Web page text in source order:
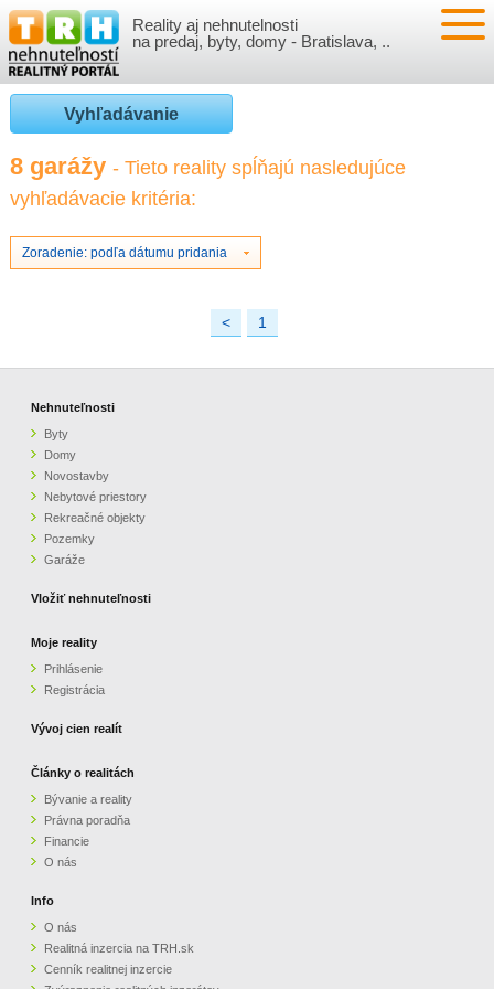
Reality aj nehnutelnosti
na predaj, byty, domy - Bratislava, ..
NEHNUTEĽNOSTI
BYTY
NOVOSTAVBY
NEBYTOVÉ PRIESTORY
GARÁŽE
VLOŽIŤ NEHNUTEĽNOSTI
PRIHLÁSENIE
REGISTRÁCIA
VÝVOJ CIEN REALÍT
ČLÁNKY O REALITÁCH
O NÁS
CENNÍK REALITNEJ INZERCIE
PARTNERI
OBCHODNÉ PODMIENKY
PRIPOMIENKY
Vyhľadávanie
8 garážy - Tieto reality spĺňajú nasledujúce
vyhľadávacie kritéria:
Zoradenie: podľa dátumu pridania
< 1
Nehnuteľnosti
Byty
Domy
Novostavby
Nebytové priestory
Rekreačné objekty
Pozemky
Garáže
Vložiť nehnuteľnosti
Moje reality
Prihlásenie
Registrácia
Vývoj cien realít
Články o realitách
Bývanie a reality
Právna poradňa
Financie
O nás
Info
O nás
Realitná inzercia na TRH.sk
Cenník realitnej inzercie